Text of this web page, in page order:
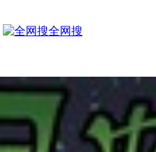
全网搜